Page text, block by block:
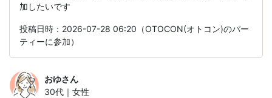
加したいです
投稿日時：2026-07-28 06:20（OTOCON(オトコン)のパー
ティーに参加）
おゆさん
30代｜女性